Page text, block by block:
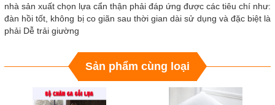
nhà sản xuất chọn lựa cẩn thận phải đáp ứng được các tiêu chí như:
đàn hồi tốt, không bị co giãn sau thời gian dài sử dụng và đặc biệt là
phải Dễ trải giường
Sản phẩm cùng loại